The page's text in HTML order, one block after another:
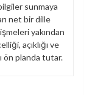
sunmaya
net bir dille
yakından
açıklığı ve
ön planda tutar.